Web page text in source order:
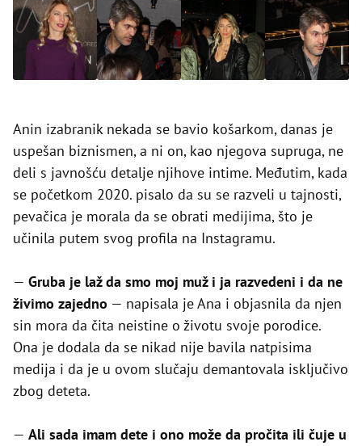
Anin izabranik nekada se bavio košarkom, danas je
uspešan biznismen, a ni on, kao njegova supruga, ne
deli s javnošću detalje njihove intime. Međutim, kada
se početkom 2020. pisalo da su se razveli u tajnosti,
pevačica je morala da se obrati medijima, što je
učinila putem svog profila na Instagramu.
— Gruba je laž da smo moj muž i ja razvedeni i da ne
živimo zajedno — napisala je Ana i objasnila da njen
sin mora da čita neistine o životu svoje porodice.
Ona je dodala da se nikad nije bavila natpisima
medija i da je u ovom slučaju demantovala isključivo
zbog deteta.
— Ali sada imam dete i ono može da pročita ili čuje u